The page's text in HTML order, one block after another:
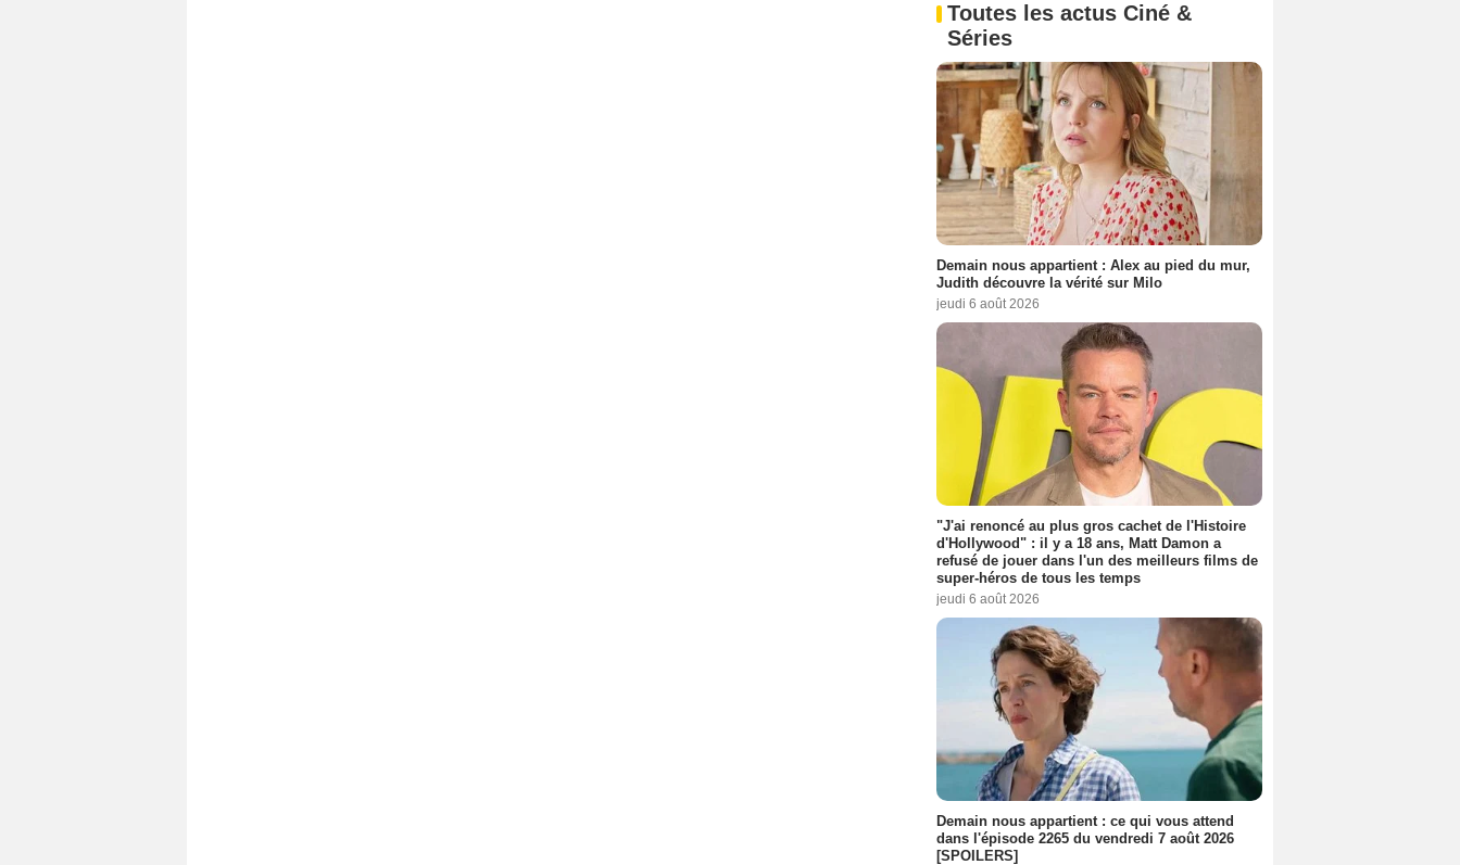
Toutes les actus Ciné &
Séries
Demain nous appartient : Alex au pied du mur,
Judith découvre la vérité sur Milo
jeudi 6 août 2026
"J'ai renoncé au plus gros cachet de l'Histoire
d'Hollywood" : il y a 18 ans, Matt Damon a
refusé de jouer dans l'un des meilleurs films de
super-héros de tous les temps
jeudi 6 août 2026
Demain nous appartient : ce qui vous attend
dans l'épisode 2265 du vendredi 7 août 2026
[SPOILERS]